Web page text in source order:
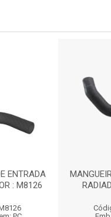
ENTRADA
: M8126